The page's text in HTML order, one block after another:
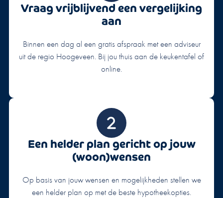
Vraag vrijblijvend een vergelijking
aan
Binnen een dag al een gratis afspraak met een adviseur
uit de regio Hoogeveen. Bij jou thuis aan de keukentafel of
online.
Een helder plan gericht op jouw
(woon)wensen
Op basis van jouw wensen en mogelijkheden stellen we
een helder plan op met de beste hypotheekopties.